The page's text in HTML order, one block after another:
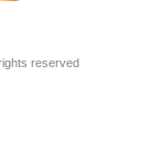
reserved